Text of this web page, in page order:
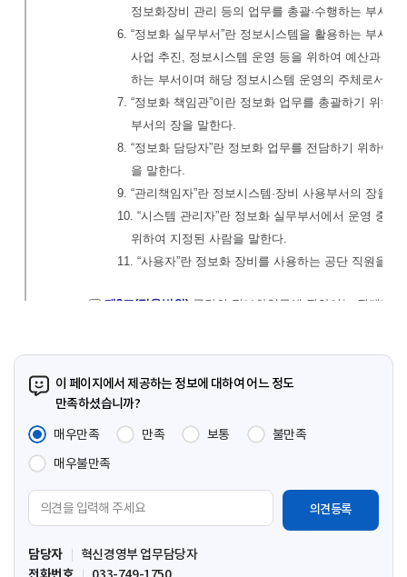
이 페이지에서 제공하는 정보에 대하여 어느 정도
만족하셨습니까?
매우만족
만족 보통
불만족
매우불만족
견
입
력
담당자
혁신경영부 업무담당자